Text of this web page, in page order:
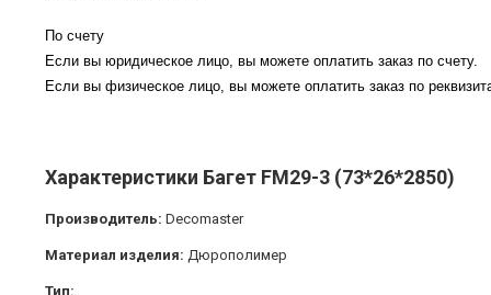
По счету
Если вы юридическое лицо, вы можете оплатить заказ по счету.
Если вы физическое лицо, вы можете оплатить заказ по
Характеристики Багет FM29-3 (73*26*2850)
Производитель: Decomaster
Материал изделия: Дюрополимер
Тип: